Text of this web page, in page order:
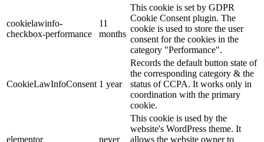
cookielawinfo-
checkbox-performance
11
months
This cookie is set by GDPR
Cookie Consent plugin. The
cookie is used to store the user
consent for the cookies in the
category "Performance".
CookieLawInfoConsent 1 year
Records the default button state of
the corresponding category & the
status of CCPA. It works only in
coordination with the primary
cookie.
elementor never
This cookie is used by the
website's WordPress theme. It
allows the website owner to